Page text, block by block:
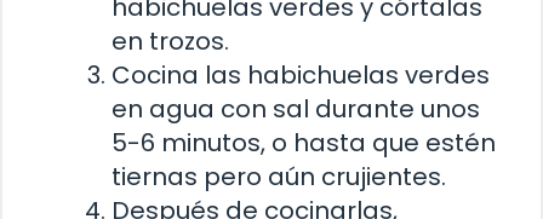
habichuelas verdes y córtalas
en trozos.
Cocina las habichuelas verdes
en agua con sal durante unos
5-6 minutos, o hasta que estén
tiernas pero aún crujientes.
Después de cocinarlas,